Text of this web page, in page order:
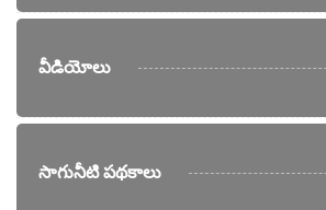
వీడియోలు
సాగునీటి పథకాలు